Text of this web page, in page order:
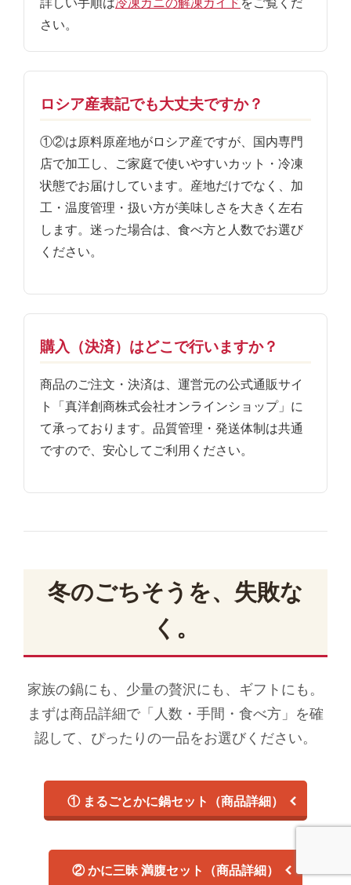
さい。
ロシア産表記でも大丈夫ですか？
①②は原料原産地がロシア産ですが、国内専門
店で加工し、ご家庭で使いやすいカット・冷凍
状態でお届けしています。産地だけでなく、加
工・温度管理・扱い方が美味しさを大きく左右
します。迷った場合は、食べ方と人数でお選び
ください。
購入（決済）はどこで行いますか？
商品のご注文・決済は、運営元の公式通販サイ
ト「真洋創商株式会社オンラインショップ」に
て承っております。品質管理・発送体制は共通
ですので、安心してご利用ください。
冬のごちそうを、失敗な
く。
家族の鍋にも、少量の贅沢にも、ギフトにも。
まずは商品詳細で「人数・手間・食べ方」を確
認して、ぴったりの一品をお選びください。
① まるごとかに鍋セット（商品詳細）
② かに三昧 満腹セット（商品詳細）